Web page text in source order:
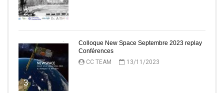
2
3
Colloque New Space Septembre 2023 replay
Conférences
CC TEAM
13/11/2023